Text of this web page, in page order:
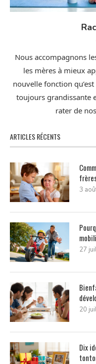
Nous accompagnons
les mères à mieux
nouvelle fonction
toujours grandissante
rater de
ARTICLES RÉCENTS
3
27
20
Dix